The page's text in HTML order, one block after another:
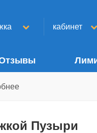
кабинет
Пузыри